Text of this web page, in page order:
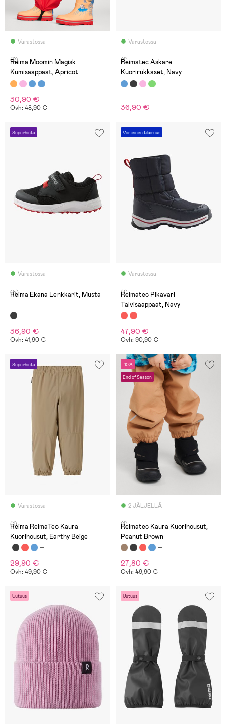
Varastossa
(2)
Reima Moomin Magisk
Kumisaappaat, Apricot
30,90 €
Ovh: 48,90 €
Varastossa
(1)
Reimatec Askare
Kuorirukkaset, Navy
36,90 €
Superhinta
Varastossa
(5)
Reima Ekana Lenkkarit, Musta
36,90 €
Ovh: 41,90 €
Viimeinen tilaisuus
Varastossa
(1)
Reimatec Pikavari
Talvisaappaat, Navy
47,90 €
Ovh: 90,90 €
Superhinta
Varastossa
(1)
Reima ReimaTec Kaura
Kuorihousut, Earthy Beige
29,90 €
Ovh: 49,90 €
-10%
End of Season
2 JÄLJELLÄ
(1)
Reimatec Kaura Kuorihousut,
Peanut Brown
27,80 €
Ovh: 49,90 €
Uutuus Uutuus